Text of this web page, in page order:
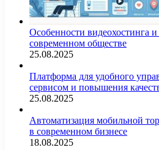
Особенности видеохостинга
современном обществе
25.08.2025
Платформа для удобного
сервисом и повышения
25.08.2025
Автоматизация мобильной
в современном бизнесе
18.08.2025